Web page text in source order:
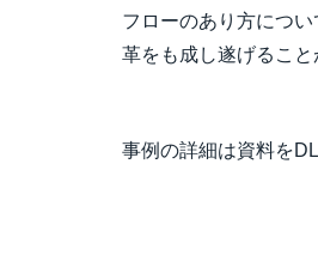
フローのあり方につ
革をも成し遂げること
事例の詳細は資料を